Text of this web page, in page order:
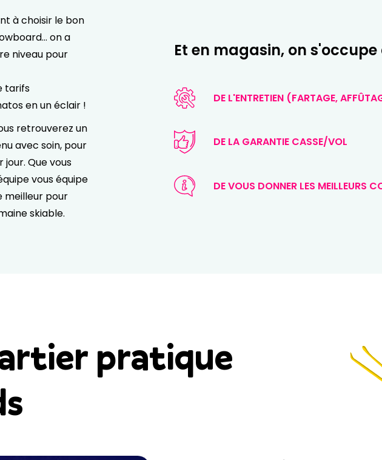
à choisir le bon
on a
niveau pour
tarifs
en un éclair !
retrouverez un
avec soin, pour
Que vous
vous équipe
meilleur pour
skiable.
Et en magasin, on s'occupe
DE L'ENTRETIEN (FARTAGE,
DE LA GARANTIE CASSE/VOL
DE VOUS DONNER LES MEILLEURS
pratique